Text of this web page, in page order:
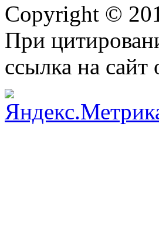
Copyright ©
При
ссылка на сайт